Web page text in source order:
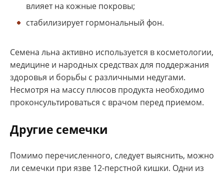
влияет на кожные покровы;
стабилизирует гормональный фон.
Семена льна активно используется в косметологии,
медицине и народных средствах для поддержания
здоровья и борьбы с различными недугами.
Несмотря на массу плюсов продукта необходимо
проконсультироваться с врачом перед приемом.
Другие семечки
Помимо перечисленного, следует выяснить, можно
ли семечки при язве 12-перстной кишки. Одни из